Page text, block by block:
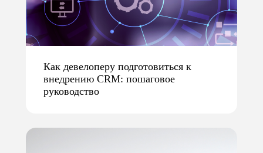
Как девелоперу подготовиться к
внедрению CRM: пошаговое
руководство